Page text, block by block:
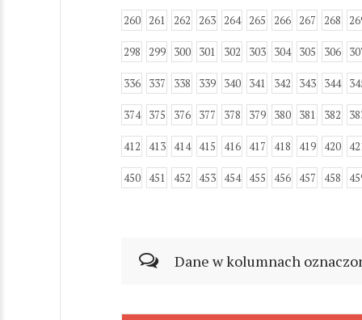
260 261 262 263 264 265 266 267 268
298 299 300 301 302 303 304 305 306
336 337 338 339 340 341 342 343 344
374 375 376 377 378 379 380 381 382
412 413 414 415 416 417 418 419 420
450 451 452 453 454 455 456 457 458
Dane w kolumnach